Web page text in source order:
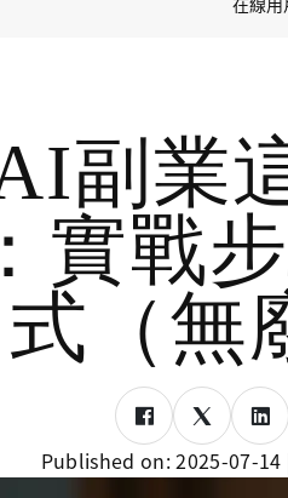
副業
實戰
式（無
Published on:2025-07-14